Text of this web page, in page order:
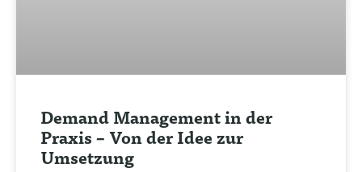
Demand Management in der
Praxis – Von der Idee zur
Umsetzung